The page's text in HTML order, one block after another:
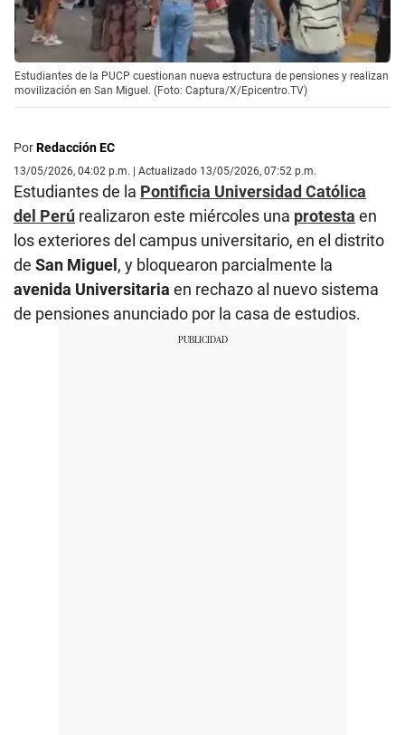
Estudiantes de la PUCP cuestionan nueva estructura de pensiones y realizan
movilización en San Miguel. (Foto: Captura/X/Epicentro.TV)
PorRedacción EC
13/05/2026, 04:02 p.m. | Actualizado 13/05/2026, 07:52 p.m.
Estudiantes de la Pontificia Universidad Católica
del Perú realizaron este miércoles una protesta en
los exteriores del campus universitario, en el distrito
de San Miguel, y bloquearon parcialmente la
avenida Universitaria en rechazo al nuevo sistema
de pensiones anunciado por la casa de estudios.